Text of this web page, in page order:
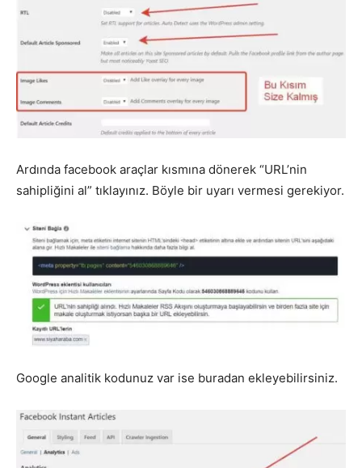
Ardında facebook araçlar kısmına dönerek “URL’nin
sahipliğini al” tıklayınız. Böyle bir uyarı vermesi gerekiyor.
Google analitik kodunuz var ise buradan ekleyebilirsiniz.